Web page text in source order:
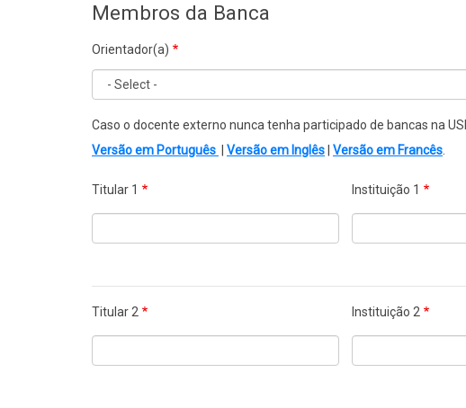
Membros da Banca
Orientador(a)
Caso o docente externo nunca tenha participado de bancas na
Versão em Português
Versão em Inglês Versão em Francês
Titular 1 Instituição 1
Titular 2 Instituição 2